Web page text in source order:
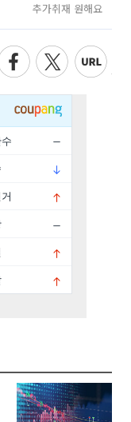
추가취재 원해요